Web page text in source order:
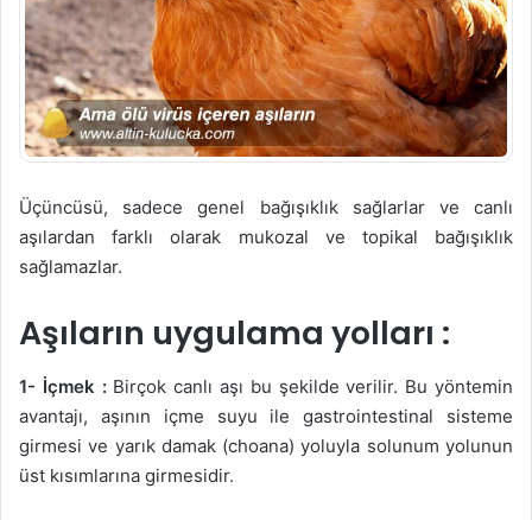
Üçüncüsü, sadece genel bağışıklık sağlarlar ve canlı
aşılardan farklı olarak mukozal ve topikal bağışıklık
sağlamazlar.
Aşıların uygulama yolları :
1- İçmek :Birçok canlı aşı bu şekilde verilir. Bu yöntemin
avantajı, aşının içme suyu ile gastrointestinal sisteme
girmesi ve yarık damak (choana) yoluyla solunum yolunun
üst kısımlarına girmesidir.